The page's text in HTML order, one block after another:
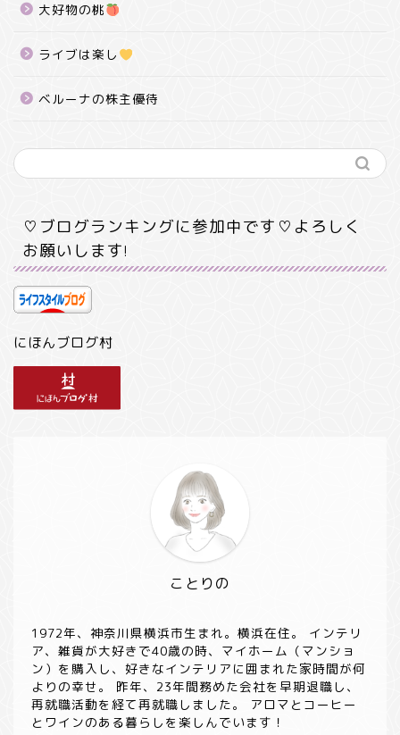
大好物の桃
ライブは楽し
ベルーナの株主優待
♡ブログランキングに参加中です♡よろしく
お願いします!
にほんブログ村
ことりの
1972年、神奈川県横浜市生まれ。横浜在住。 インテリ
ア、雑貨が大好きで40歳の時、マイホーム（マンショ
ン）を購入し、好きなインテリアに囲まれた家時間が何
よりの幸せ。 昨年、23年間務めた会社を早期退職し、
再就職活動を経て再就職しました。 アロマとコーヒー
とワインのある暮らしを楽しんでいます！